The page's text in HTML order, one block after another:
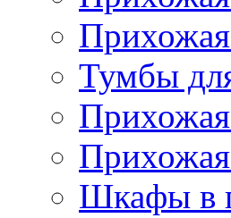
Тумбы
Шкафы в